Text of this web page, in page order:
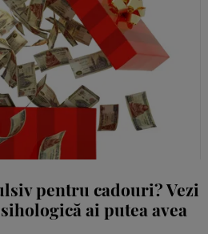
pentru cadouri? Vezi
ai putea avea